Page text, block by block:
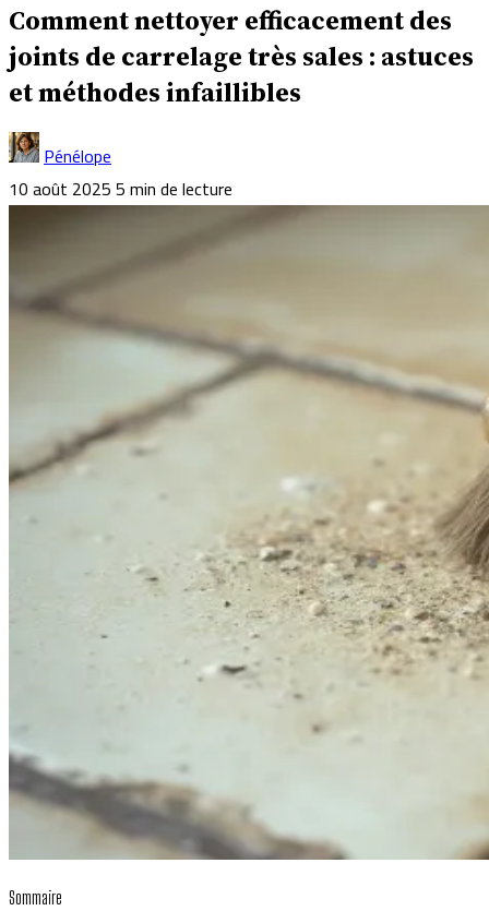
Comment nettoyer efficacement des
joints de carrelage très sales : astuces
et méthodes infaillibles
Pénélope
10 août 20255 min de lecture
Sommaire